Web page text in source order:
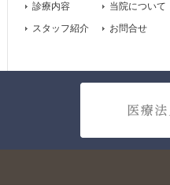
診療内容
当院について
スタッフ紹介
お問合せ